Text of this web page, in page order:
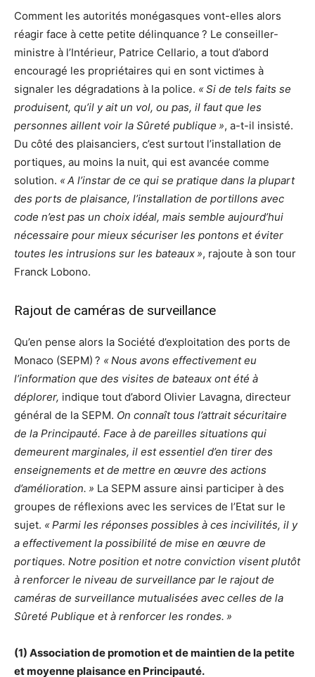
Comment les autorités monégasques vont-elles alors
réagir face à cette petite délinquance ? Le conseiller-
ministre à l’Intérieur, Patrice Cellario, a tout d’abord
encouragé les propriétaires qui en sont victimes à
signaler les dégradations à la police. « Si de tels faits se
produisent, qu’il y ait un vol, ou pas, il faut que les
personnes aillent voir la Sûreté publique », a-t-il insisté.
Du côté des plaisanciers, c’est surtout l’installation de
portiques, au moins la nuit, qui est avancée comme
solution. « A l’instar de ce qui se pratique dans la plupart
des ports de plaisance, l’installation de portillons avec
code n’est pas un choix idéal, mais semble aujourd’hui
nécessaire pour mieux sécuriser les pontons et éviter
toutes les intrusions sur les bateaux », rajoute à son tour
Franck Lobono.
Rajout de caméras de surveillance
Qu’en pense alors la Société d’exploitation des ports de
Monaco (SEPM) ? « Nous avons effectivement eu
l’information que des visites de bateaux ont été à
déplorer, indique tout d’abord Olivier Lavagna, directeur
général de la SEPM. On connaît tous l’attrait sécuritaire
de la Principauté. Face à de pareilles situations qui
demeurent marginales, il est essentiel d’en tirer des
enseignements et de mettre en œuvre des actions
d’amélioration. » La SEPM assure ainsi participer à des
groupes de réflexions avec les services de l’Etat sur le
sujet. « Parmi les réponses possibles à ces incivilités, il y
a effectivement la possibilité de mise en œuvre de
portiques. Notre position et notre conviction visent plutôt
à renforcer le niveau de surveillance par le rajout de
caméras de surveillance mutualisées avec celles de la
Sûreté Publique et à renforcer les rondes. »
(1) Association de promotion et de maintien de la petite
et moyenne plaisance en Principauté.